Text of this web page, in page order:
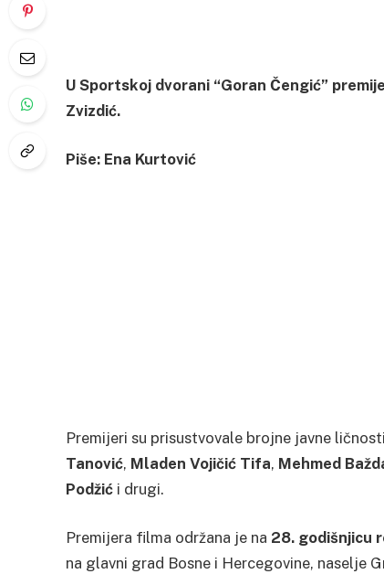
U Sportskoj dvorani “Goran Čengić”
Zvizdić.
Piše: Ena Kurtović
Premijeri su prisustvovale brojne javne
Tanović, Mladen Vojičić Tifa, Mehmed
Podžić i drugi.
Premijera filma održana je na 28. godišnjicu
na glavni grad Bosne i Hercegovine, naselje